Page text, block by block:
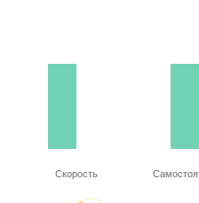
Скорость